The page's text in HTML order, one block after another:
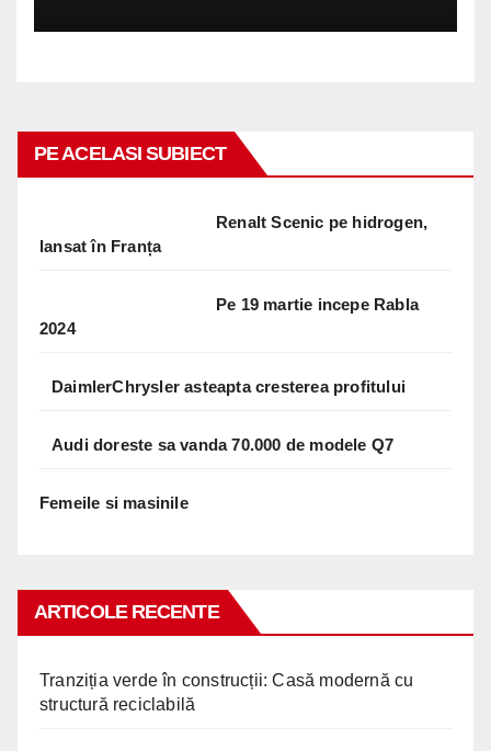
PE ACELASI SUBIECT
Renalt Scenic pe hidrogen,
lansat în Franța
Pe 19 martie incepe Rabla
2024
DaimlerChrysler asteapta cresterea profitului
Audi doreste sa vanda 70.000 de modele Q7
Femeile si masinile
ARTICOLE RECENTE
Tranziția verde în construcții: Casă modernă cu
structură reciclabilă